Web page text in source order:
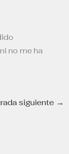
no me ha
siguiente →